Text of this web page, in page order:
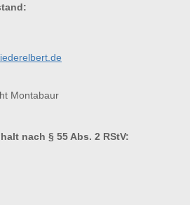
Montabaur
nach § 55 Abs. 2 RStV: